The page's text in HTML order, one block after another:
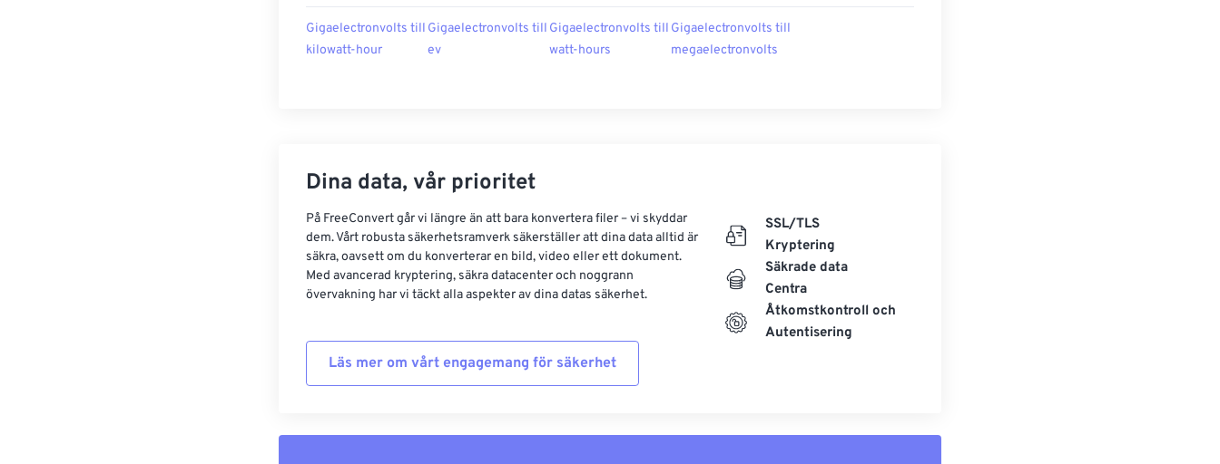
Gigaelectronvolts till
kilowatt-hour
Gigaelectronvolts till
ev
Gigaelectronvolts till
watt-hours
Gigaelectronvolts till
megaelectronvolts
Dina data, vår prioritet
På FreeConvert går vi längre än att bara konvertera filer – vi skyddar
dem. Vårt robusta säkerhetsramverk säkerställer att dina data alltid är
säkra, oavsett om du konverterar en bild, video eller ett dokument.
Med avancerad kryptering, säkra datacenter och noggrann
övervakning har vi täckt alla aspekter av dina datas säkerhet.
Läs mer om vårt engagemang för säkerhet
SSL/TLS
Kryptering
Säkrade data
Centra
Åtkomstkontroll och
Autentisering